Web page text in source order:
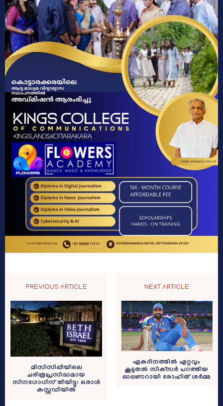
PREVIOUS ARTICLE
മിസിസിപ്പിയിലെ
ചരിത്രപ്രസിദ്ധമായ
സിനഗോഗിന് തീയിട്ടു: ഒരാൾ
കസ്റ്റഡിയിൽ
NEXT ARTICLE
ഏകദിനത്തില്‍ ഏറ്റവും
കൂടുതല്‍ സിക്‌സര്‍ പറത്തിയ
ഓപ്പണറായി രോഹിത് ശര്‍മ്മ